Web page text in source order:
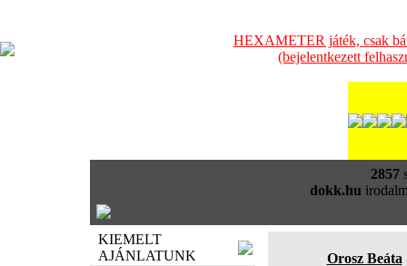
HEXAMETER játék, csak
(bejelentkezett
2857
dokk.hu
KIEMELT
AJÁNLATUNK
Orosz Beáta